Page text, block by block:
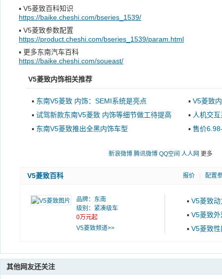
▪ V5菱致百科知识
https://baike.cheshi.com/bseries_1539/
▪ V5菱致参数配置
https://product.cheshi.com/bseries_1539/param.html
▪ 更多东南汽车百科
https://baike.cheshi.com/soueast/
V5菱致内饰相关推荐
▪ 东南V5菱致 内饰：SEMI系统是亮点 ▪ V5菱致
▪ 试驾新款东南V5菱致 内饰等细节做工待提高 ▪ 人机交
▪ 东南V5菱致推出全黑内饰车型 ▪ 售价
新浪微博 腾讯微博 QQ空间 人人网 更多
报价 配置
V5菱致百科
品牌： 东南
级别：紧凑级车
0万元起
V5菱致频道>>
▪ V5菱致动
▪ V5菱致外
▪ V5菱致性
其他网友还关注